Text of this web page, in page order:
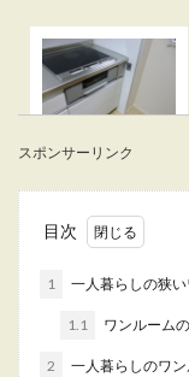
スポンサーリンク
目次
1 一人暮らしの狭
1.1 ワンルーム
2 一人暮らしのワ